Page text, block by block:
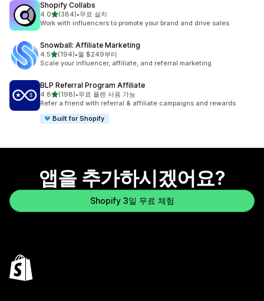
Shopify Collabs
4.0별 5개 중
(384)
총 리뷰 384개
•무료 설치
Work with influencers to promote your brand and drive sales
Snowball: Affiliate Marketing
4.5별 5개 중
(194)
총 리뷰 194개
•월 $249부터
Scale your influencer, affiliate, and referral marketing
BLP Referral Program Affiliate
4.8별 5개 중
(198)
총 리뷰 198개
•무료 플랜 사용 가능
Refer a friend with referral & affiliate campaigns and rewards
Built for Shopify
앱을 추가하시겠어요?
Shopify 3일 무료 체험